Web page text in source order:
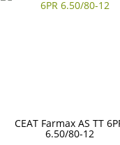
CEAT Farmax AS TT
6.50/80-12